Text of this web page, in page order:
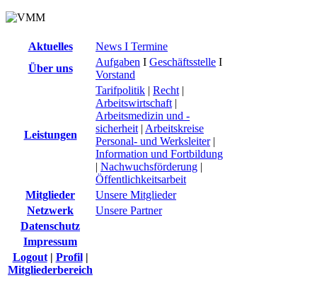
Aktuelles
News I Termine
Über uns
Aufgaben I Geschäftsstelle I
Vorstand
Leistungen
Tarifpolitik | Recht |
Arbeitswirtschaft |
Arbeitsmedizin und -
sicherheit | Arbeitskreise
Personal- und Werksleiter|
Information und Fortbildung
| Nachwuchsförderung |
Öffentlichkeitsarbeit
Mitglieder
Unsere Mitglieder
Netzwerk
Unsere Partner
Datenschutz
Impressum
Logout| Profil|
Mitgliederbereich